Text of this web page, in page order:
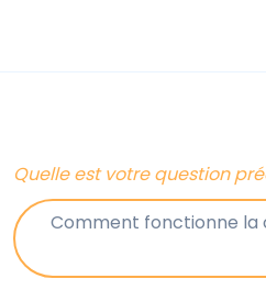
Quelle est votre question